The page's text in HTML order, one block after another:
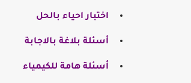
اختبار احياء بالحل
أسئلة بلاغة بالاجابة
أسئلة هامة للكيمياء